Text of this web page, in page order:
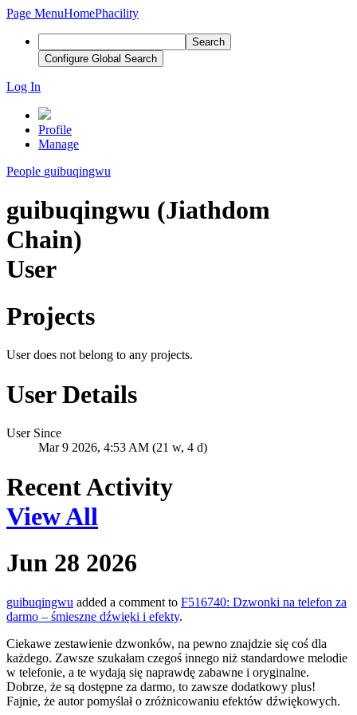
Page MenuHomePhacility
Search
Configure Global Search
Log In
Profile
Manage
People guibuqingwu
guibuqingwu (Jiathdom
Chain)
User
Projects
User does not belong to any projects.
User Details
User Since
Mar 9 2026, 4:53 AM (21 w, 4 d)
Recent Activity
View All
Jun 28 2026
guibuqingwu added a comment to F516740: Dzwonki na telefon za
darmo – śmieszne dźwięki i efekty.
Ciekawe zestawienie dzwonków, na pewno znajdzie się coś dla
każdego. Zawsze szukałam czegoś innego niż standardowe melodie
w telefonie, a te wydają się naprawdę zabawne i oryginalne.
Dobrze, że są dostępne za darmo, to zawsze dodatkowy plus!
Fajnie, że autor pomyślał o zróżnicowaniu efektów dźwiękowych.